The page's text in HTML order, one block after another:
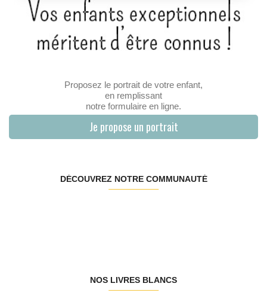
Proposez le portrait de votre enfant,
en remplissant
notre formulaire en ligne.
Je propose un portrait
DÉCOUVREZ NOTRE COMMUNAUTÉ
NOS LIVRES BLANCS